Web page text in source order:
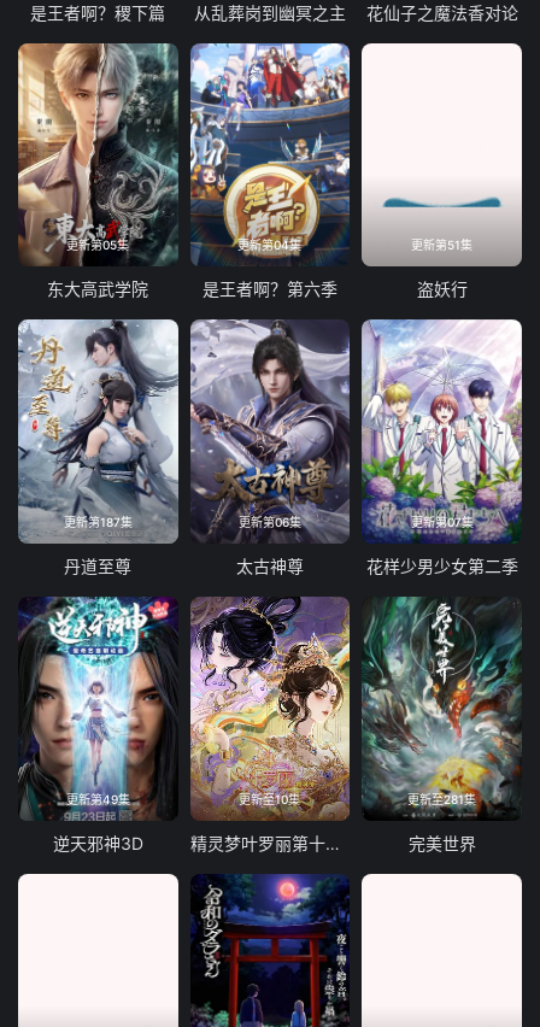
69 70 71 72
73 74 75
77 78 79
81 82 83
85 86 87 88
89 90 91 92
93 94 96
97 98 99 100
101 102 103 104
105 106 107 108
109 110 111 112
113 116
117 118 119 120
121 122 123 124
125 126 127 128
129 130 131 132
133 134 135 136
142 143
146 147
150 151
是王者啊？稷下篇 从乱葬岗到幽冥之主 花仙子之魔法香对论
更新第05集
东大高武学院
更新第04集
是王者啊？第六季
更新第51集
盗妖行
更新第187集
丹道至尊
更新第06集
太古神尊
更新第07集
花样少男少女第二季
更新第49集
逆天邪神3D
更新至10集
精灵梦叶罗丽第十一季下
更新至281集
完美世界